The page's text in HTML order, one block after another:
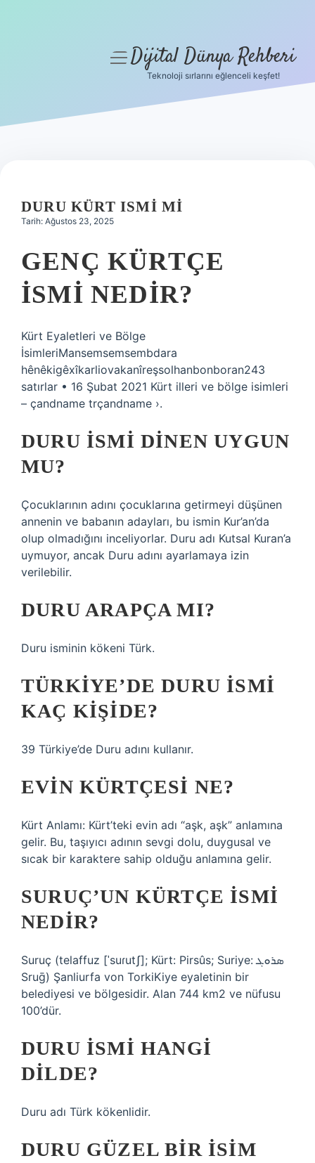
Hakkımızda
menüyüDijital Dünya Rehberi
Teknoloji sırlarını eğlenceli keşfet!
DURU KÜRT ISMI MI
Tarih: Ağustos 23, 2025
GENÇ KÜRTÇE
ISMI NEDIR?
Kürt Eyaletleri ve Bölge
İsimleriMansemsemsembdara
hênêkigêxîkarliovakanîreşsolhanbonboran243
satırlar • 16 Şubat 2021 Kürt illeri ve bölge isimleri
– çandname trçandname ›.
DURU ISMI DINEN UYGUN
MU?
Çocuklarının adını çocuklarına getirmeyi düşünen
annenin ve babanın adayları, bu ismin Kur’an’da
olup olmadığını inceliyorlar. Duru adı Kutsal Kuran’a
uymuyor, ancak Duru adını ayarlamaya izin
verilebilir.
DURU ARAPÇA MI?
Duru isminin kökeni Türk.
TÜRKIYE’DE DURU ISMI
KAÇ KIŞIDE?
39 Türkiye’de Duru adını kullanır.
EVIN KÜRTÇESI NE?
Kürt Anlamı: Kürt’teki evin adı “aşk, aşk” anlamına
gelir. Bu, taşıyıcı adının sevgi dolu, duygusal ve
sıcak bir karaktere sahip olduğu anlamına gelir.
SURUÇ’UN KÜRTÇE ISMI
NEDIR?
Suruç (telaffuz [ˈsuɾutʃ]; Kürt: Pirsûs; Suriye: ܣܪܘܓ
Sruḡ) Şanliurfa von TorkiKiye eyaletinin bir
belediyesi ve bölgesidir. Alan 744 km2 ve nüfusu
100’dür.
DURU ISMI HANGI
DILDE?
Duru adı Türk kökenlidir.
DURU GÜZEL BIR ISIM